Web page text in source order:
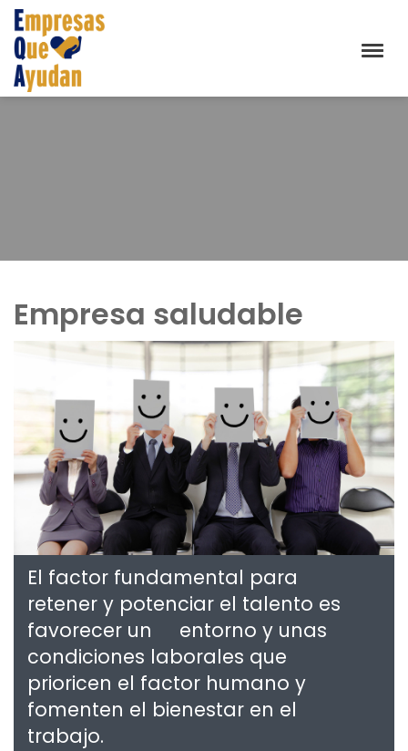
Empresa saludable
El factor fundamental para
retener y potenciar el talento es
favorecer un entorno y unas
condiciones laborales que
prioricen el factor humano y
fomenten el bienestar en el
trabajo.